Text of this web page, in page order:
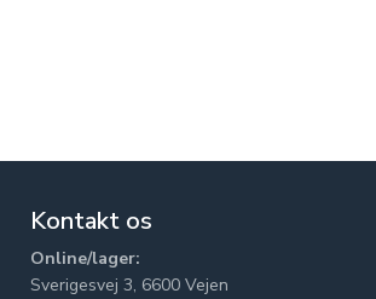
Kontakt os
Online/lager:
Sverigesvej 3, 6600 Vejen